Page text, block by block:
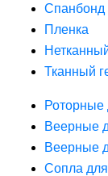
Спанбонд
Пленка
Тканный
Роторные
Веерные
Веерные
Сопла